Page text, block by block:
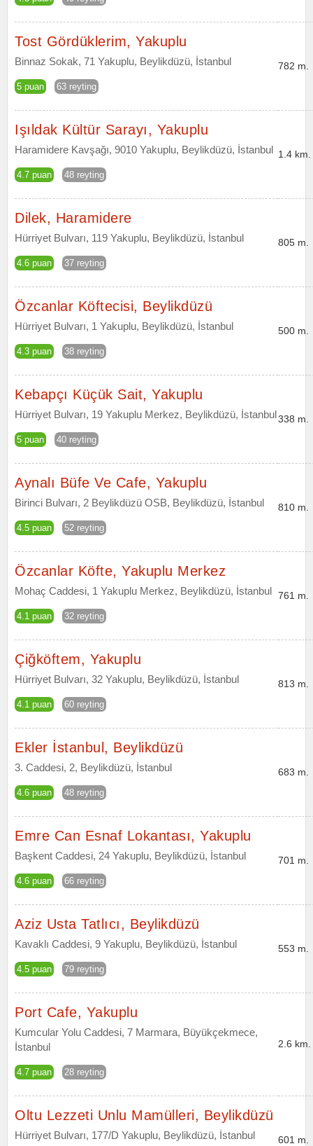
Tost Gördüklerim, Yakuplu
Binnaz Sokak, 71 Yakuplu, Beylikdüzü, İstanbul
5 puan 63 reyting
782 m.
Işıldak Kültür Sarayı, Yakuplu
Haramidere Kavşağı, 9010 Yakuplu, Beylikdüzü, İstanbul
4.7 puan 48 reyting
1.4 km.
Dilek, Haramidere
Hürriyet Bulvarı, 119 Yakuplu, Beylikdüzü, İstanbul
4.6 puan 37 reyting
805 m.
Özcanlar Köftecisi, Beylikdüzü
Hürriyet Bulvarı, 1 Yakuplu, Beylikdüzü, İstanbul
4.3 puan 38 reyting
500 m.
Kebapçı Küçük Sait, Yakuplu
Hürriyet Bulvarı, 19 Yakuplu Merkez, Beylikdüzü, İstanbul
5 puan 40 reyting
338 m.
Aynalı Büfe Ve Cafe, Yakuplu
Birinci Bulvarı, 2 Beylikdüzü OSB, Beylikdüzü, İstanbul
4.5 puan 52 reyting
810 m.
Özcanlar Köfte, Yakuplu Merkez
Mohaç Caddesi, 1 Yakuplu Merkez, Beylikdüzü, İstanbul
4.1 puan 32 reyting
761 m.
Çiğköftem, Yakuplu
Hürriyet Bulvarı, 32 Yakuplu, Beylikdüzü, İstanbul
4.1 puan 60 reyting
813 m.
Ekler İstanbul, Beylikdüzü
3. Caddesi, 2, Beylikdüzü, İstanbul
4.6 puan 48 reyting
683 m.
Emre Can Esnaf Lokantası, Yakuplu
Başkent Caddesi, 24 Yakuplu, Beylikdüzü, İstanbul
4.6 puan 66 reyting
701 m.
Aziz Usta Tatlıcı, Beylikdüzü
Kavaklı Caddesi, 9 Yakuplu, Beylikdüzü, İstanbul
4.5 puan 79 reyting
553 m.
Port Cafe, Yakuplu
Kumcular Yolu Caddesi, 7 Marmara, Büyükçekmece,
İstanbul
4.7 puan 28 reyting
2.6 km.
Oltu Lezzeti Unlu Mamülleri, Beylikdüzü
Hürriyet Bulvarı, 177/D Yakuplu, Beylikdüzü, İstanbul 601 m.